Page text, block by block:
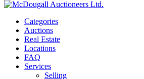
Categories
Auctions
Real Estate
Locations
FAQ
Services
Selling